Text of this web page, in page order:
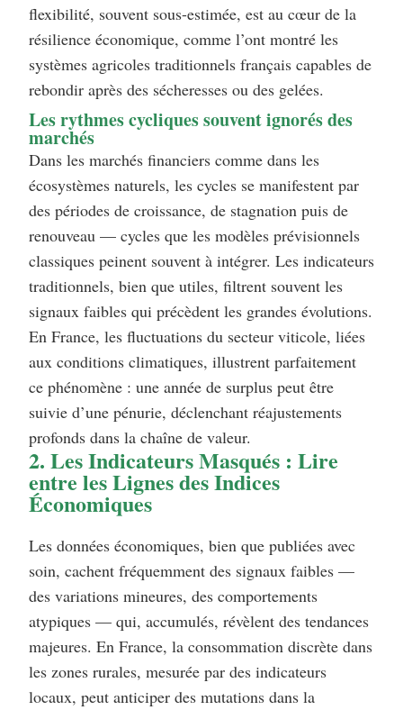
flexibilité, souvent sous-estimée, est au cœur de la
résilience économique, comme l’ont montré les
systèmes agricoles traditionnels français capables de
rebondir après des sécheresses ou des gelées.
Les rythmes cycliques souvent ignorés des
marchés
Dans les marchés financiers comme dans les
écosystèmes naturels, les cycles se manifestent par
des périodes de croissance, de stagnation puis de
renouveau — cycles que les modèles prévisionnels
classiques peinent souvent à intégrer. Les indicateurs
traditionnels, bien que utiles, filtrent souvent les
signaux faibles qui précèdent les grandes évolutions.
En France, les fluctuations du secteur viticole, liées
aux conditions climatiques, illustrent parfaitement
ce phénomène : une année de surplus peut être
suivie d’une pénurie, déclenchant réajustements
profonds dans la chaîne de valeur.
2. Les Indicateurs Masqués : Lire
entre les Lignes des Indices
Économiques
Les données économiques, bien que publiées avec
soin, cachent fréquemment des signaux faibles —
des variations mineures, des comportements
atypiques — qui, accumulés, révèlent des tendances
majeures. En France, la consommation discrète dans
les zones rurales, mesurée par des indicateurs
locaux, peut anticiper des mutations dans la